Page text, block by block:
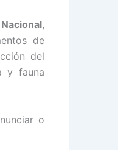
,
de
del
y fauna
o